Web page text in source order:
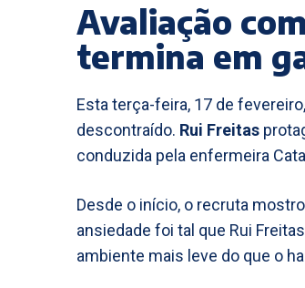
Avaliação
termina em
Esta terça-feira, 17 de
descontraído. Rui Freitas
conduzida pela enfermeira
Desde o início, o recruta
ansiedade foi tal que Rui
ambiente mais leve do que o